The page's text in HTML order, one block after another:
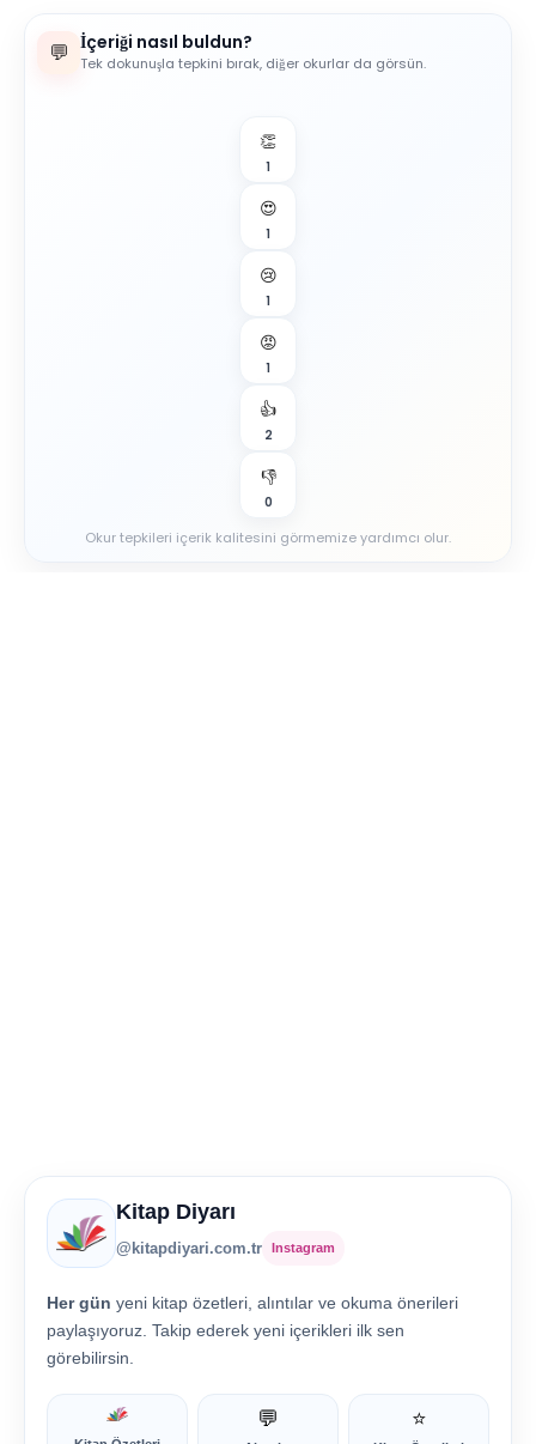
💬 İçeriği nasıl buldun?
Tek dokunuşla tepkini bırak, diğer okurlar da görsün.
👏
1
😍
1
😢
1
😡
1
👍
2
👎
0
Okur tepkileri içerik kalitesini görmemize yardımcı olur.
Kitap Diyarı
@kitapdiyari.com.tr Instagram
Her gün yeni kitap özetleri, alıntılar ve okuma önerileri
paylaşıyoruz. Takip ederek yeni içerikleri ilk sen
görebilirsin.
💬 ⭐